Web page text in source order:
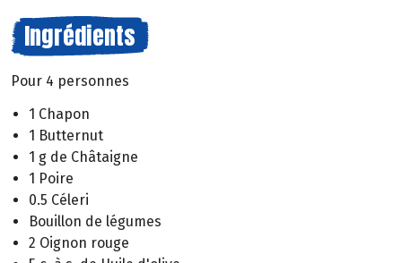
Ingrédients
Pour 4 personnes
1 Chapon
1 Butternut
1 g de Châtaigne
1 Poire
0.5 Céleri
Bouillon de légumes
2 Oignon rouge